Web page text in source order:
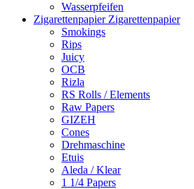
Wasserpfeifen
Zigarettenpapier Zigarettenpapier
Smokings
Rips
Juicy
OCB
Rizla
RS Rolls / Elements
Raw Papers
GIZEH
Cones
Drehmaschine
Etuis
Aleda / Klear
1 1/4 Papers